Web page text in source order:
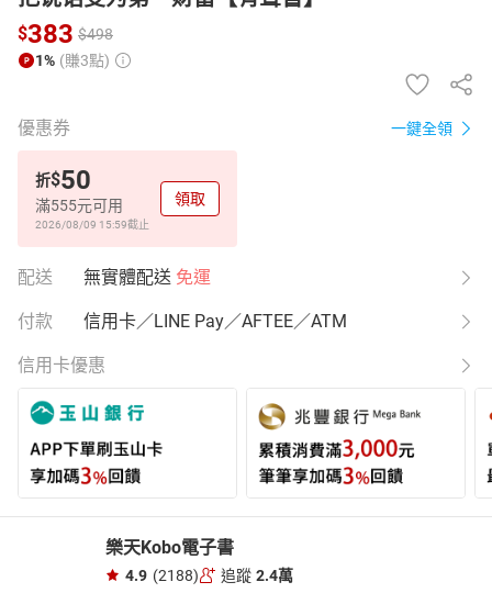
$383 $498
1% (賺3點)
優惠券 一鍵全領
折$50
滿555元可用
2026/08/09 15:59截止
領取
配送 無實體配送 免運
付款 信用卡／LINE Pay／AFTEE／ATM
信用卡優惠
樂天Kobo電子書
4.9 (2188) 追蹤 2.4萬